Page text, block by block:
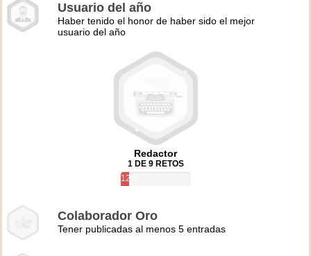
Usuario del año
Haber tenido el honor de haber sido el mejor
usuario del año
Redactor
1 DE 9 RETOS
12%
Colaborador Oro
Tener publicadas al menos 5 entradas